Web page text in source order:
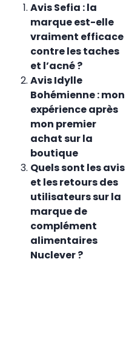
Avis Sefia : la
marque est-elle
vraiment efficace
contre les taches
et l’acné ?
Avis Idylle
Bohémienne : mon
expérience après
mon premier
achat sur la
boutique
Quels sont les avis
et les retours des
utilisateurs sur la
marque de
complément
alimentaires
Nuclever ?